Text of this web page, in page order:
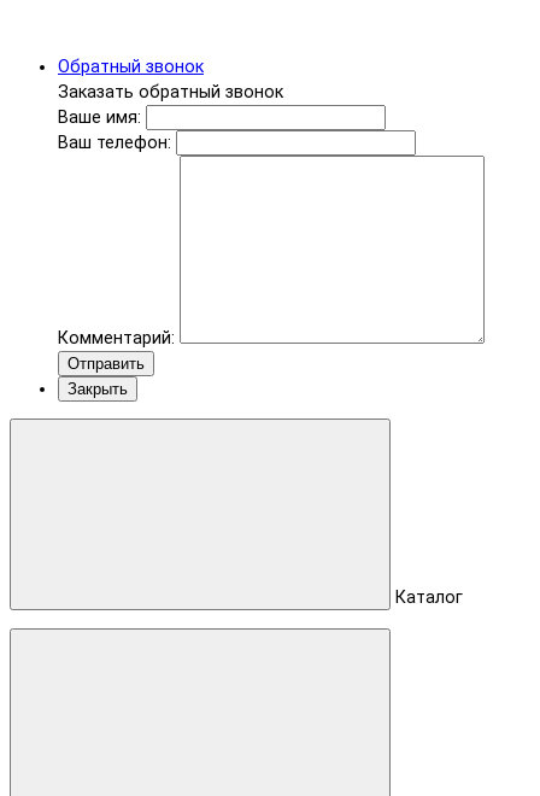
Обратный звонок
Заказать обратный звонок
Ваше имя:
Ваш телефон:
Комментарий:
Отправить
Закрыть
Каталог